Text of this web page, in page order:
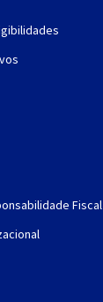
Fiscal